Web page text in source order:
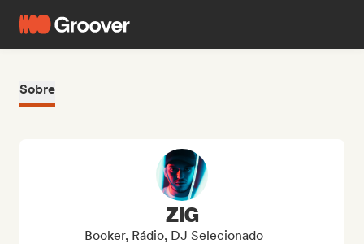
Sobre
ZIG
Booker, Rádio, DJ Selecionado